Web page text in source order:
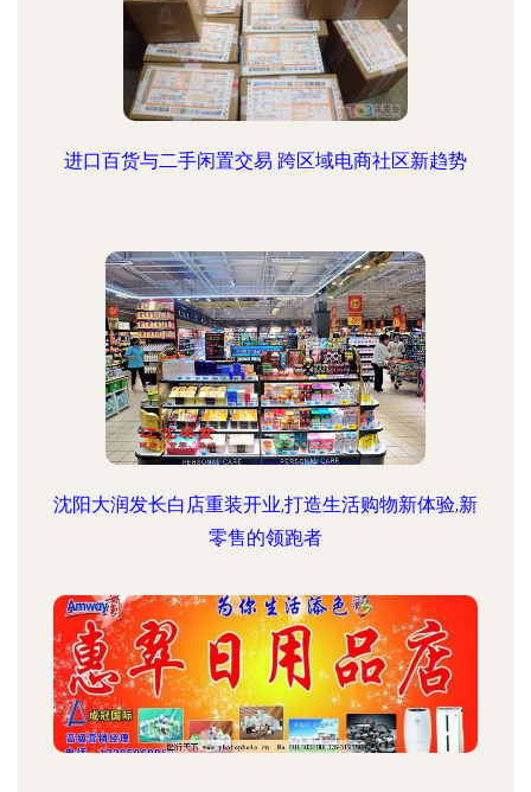
进口百货与二手闲置交易 跨区域电商社区新趋势
沈阳大润发长白店重装开业,打造生活购物新体验,新
零售的领跑者